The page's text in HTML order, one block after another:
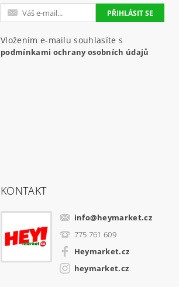
Vložením e-mailu souhlasíte s
podmínkami ochrany osobních údajů
KONTAKT
info@heymarket.cz
775 761 609
Heymarket.cz
heymarket.cz